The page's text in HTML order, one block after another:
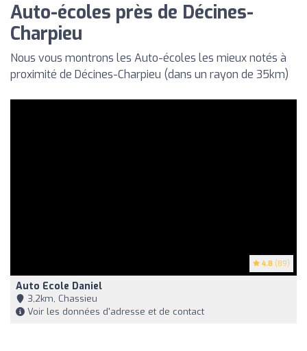
Auto-écoles près de Décines-
Charpieu
Nous vous montrons les Auto-écoles les mieux notés à
proximité de Décines-Charpieu (dans un rayon de 35km)
4.8 (89)
Auto Ecole Daniel
3,2km, Chassieu
Voir les données d'adresse et de contact